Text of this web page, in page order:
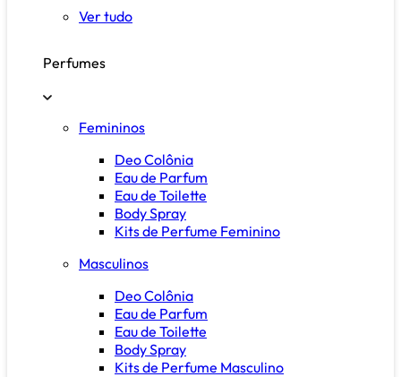
Ver tudo
Perfumes
Femininos
Deo Colônia
Eau de Parfum
Eau de Toilette
Body Spray
Kits de Perfume Feminino
Masculinos
Deo Colônia
Eau de Parfum
Eau de Toilette
Body Spray
Kits de Perfume Masculino